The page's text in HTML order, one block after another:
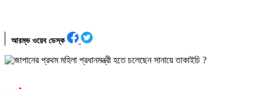
আরম্ভ ওয়েব ডেস্ক